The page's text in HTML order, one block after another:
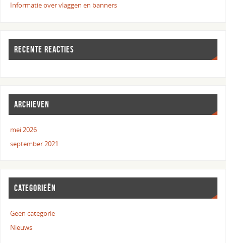
Informatie over vlaggen en banners
RECENTE REACTIES
ARCHIEVEN
mei 2026
september 2021
CATEGORIEËN
Geen categorie
Nieuws